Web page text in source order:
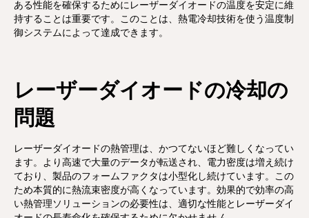
ある性能を確保するためにレーザーダイオードの温度を安定に維
持することは重要です。このことは、熱電冷却技術を使う温度制
御システムによって達成できます。
レーザーダイオードの冷却の
問題
レーザーダイオードの熱管理は、かつてないほど難しくなってい
ます。より高速で大量のデータが転送され、電力密度は増え続け
ており、製品のフォームファクタは小型化し続けています。この
ため本質的に熱流束密度が高くなっています。効果的で効率の高
い熱管理ソリューションの必要性は、適切な性能とレーザーダイ